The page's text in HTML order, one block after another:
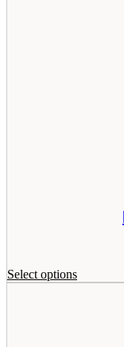
Select optionsThis
product